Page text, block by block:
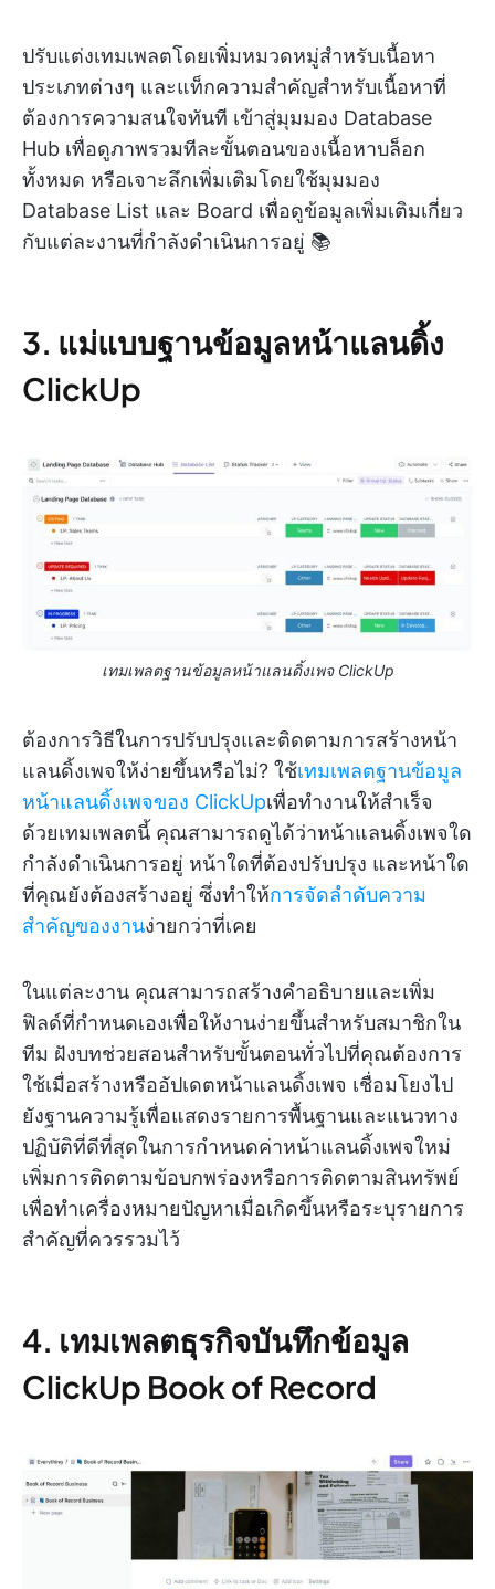
ปรับแต่งเทมเพลตโดยเพิ่มหมวดหมู่สำหรับเนื้อหา
ประเภทต่างๆ และแท็กความสำคัญสำหรับเนื้อหาที่
ต้องการความสนใจทันที เข้าสู่มุมมอง Database
Hub เพื่อดูภาพรวมทีละขั้นตอนของเนื้อหาบล็อก
ทั้งหมด หรือเจาะลึกเพิ่มเติมโดยใช้มุมมอง
Database List และ Board เพื่อดูข้อมูลเพิ่มเติมเกี่ยว
กับแต่ละงานที่กำลังดำเนินการอยู่ 📚
3. แม่แบบฐานข้อมูลหน้าแลนดิ้ง
ClickUp
เทมเพลตฐานข้อมูลหน้าแลนดิ้งเพจ ClickUp
ต้องการวิธีในการปรับปรุงและติดตามการสร้างหน้า
แลนดิ้งเพจให้ง่ายขึ้นหรือไม่? ใช้เทมเพลตฐานข้อมูล
หน้าแลนดิ้งเพจของ ClickUpเพื่อทำงานให้สำเร็จ
ด้วยเทมเพลตนี้ คุณสามารถดูได้ว่าหน้าแลนดิ้งเพจใด
กำลังดำเนินการอยู่ หน้าใดที่ต้องปรับปรุง และหน้าใด
ที่คุณยังต้องสร้างอยู่ ซึ่งทำให้การจัดลำดับความ
สำคัญของงานง่ายกว่าที่เคย
ในแต่ละงาน คุณสามารถสร้างคำอธิบายและเพิ่ม
ฟิลด์ที่กำหนดเองเพื่อให้งานง่ายขึ้นสำหรับสมาชิกใน
ทีม ฝังบทช่วยสอนสำหรับขั้นตอนทั่วไปที่คุณต้องการ
ใช้เมื่อสร้างหรืออัปเดตหน้าแลนดิ้งเพจ เชื่อมโยงไป
ยังฐานความรู้เพื่อแสดงรายการพื้นฐานและแนวทาง
ปฏิบัติที่ดีที่สุดในการกำหนดค่าหน้าแลนดิ้งเพจใหม่
เพิ่มการติดตามข้อบกพร่องหรือการติดตามสินทรัพย์
เพื่อทำเครื่องหมายปัญหาเมื่อเกิดขึ้นหรือระบุรายการ
สำคัญที่ควรรวมไว้
4. เทมเพลตธุรกิจบันทึกข้อมูล
ClickUp Book of Record